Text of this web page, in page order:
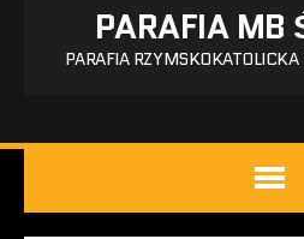
PARAFIA MB
PARAFIA